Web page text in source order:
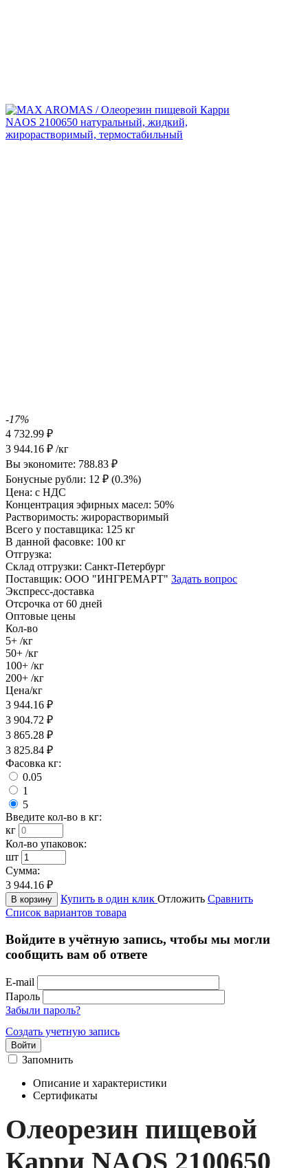
-17%
4 732.99 ₽
3 944.16 ₽ /кг
Вы экономите: 788.83 ₽
Бонусные рубли: 12 ₽ (0.3%)
Цена: с НДС
Концентрация эфирных масел: 50%
Растворимость: жирорастворимый
Всего у поставщика: 125 кг
В данной фасовке: 100 кг
Отгрузка:
Склад отгрузки: Санкт-Петербург
Поставщик: ООО "ИНГРЕМАРТ" Задать вопрос
Экспресс-доставка
Отсрочка от 60 дней
Оптовые цены
Кол-во
5+ /кг
50+ /кг
100+ /кг
200+ /кг
Цена/кг
3 944.16 ₽
3 904.72 ₽
3 865.28 ₽
3 825.84 ₽
Фасовка кг:
0.05
1
5
Введите кол-во в кг:
кг
Кол-во упаковок:
шт
Сумма:
3 944.16 ₽
В корзину Купить в один клик Отложить Сравнить
Список вариантов товара
Войдите в учётную запись, чтобы мы могли
сообщить вам об ответе
E-mail
Пароль
Забыли пароль?
Создать учетную запись
Войти
Запомнить
Описание и характеристики
Сертификаты
Олеорезин пищевой
Карри NAOS 2100650